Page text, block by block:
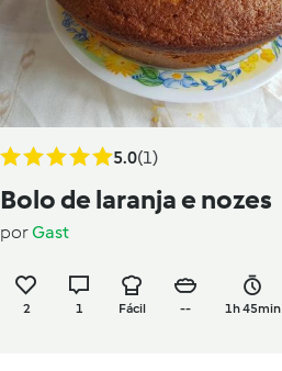
5.0(1)
Bolo de laranja e nozes
porGast
2 1 Fácil -- 1h 45min